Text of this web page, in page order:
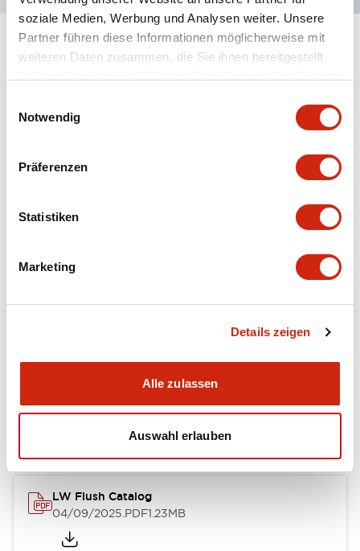
soziale Medien, Werbung und Analysen weiter. Unsere
Partner führen diese Informationen möglicherweise mit
weiteren Daten zusammen, die Sie ihnen bereitgestellt
Notwendig
Präferenzen
Statistiken
Marketing
Details zeigen
Alle zulassen
Auswahl erlauben
Spezifikationen Alle erweitern
Electrical Specifications (rated illuminated
Dokumente und Dateien
Kataloge & Broschüren CAD-Dateien
LW Flush Catalog
04/09/2025.PDF1.23MB